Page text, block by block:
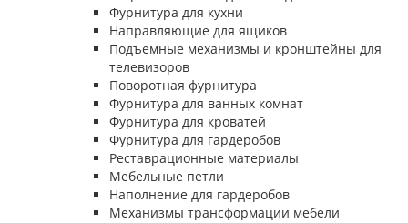
Фурнитура для кухни
Направляющие для ящиков
Подъемные механизмы и кронштейны для
телевизоров
Поворотная фурнитура
Фурнитура для ванных комнат
Фурнитура для кроватей
Фурнитура для гардеробов
Реставрационные материалы
Мебельные петли
Наполнение для гардеробов
Механизмы трансформации мебели